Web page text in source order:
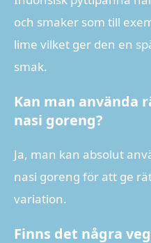
och smaker som till
lime vilket ger den en
smak.
Kan man använda
nasi goreng?
Ja, man kan absolut
nasi goreng för att ge
variation.
Finns det några